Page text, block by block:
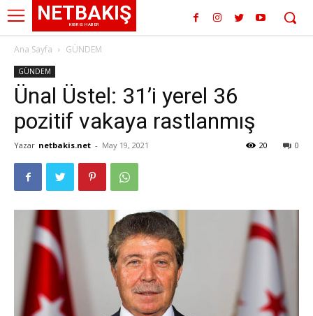
NETBAKIŞ
KIBRIS HABER
Ana Sayfa GÜNDEM
GÜNDEM
Ünal Üstel: 31’i yerel 36
pozitif vakaya rastlanmış
Yazar netbakis.net - May 19, 2021 0
20